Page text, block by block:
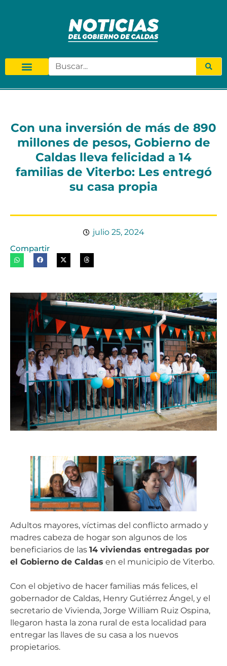
Con una inversión de más de 890
millones de pesos, Gobierno de
Caldas lleva felicidad a 14
familias de Viterbo: Les entregó
su casa propia
julio 25, 2024
Compartir
Adultos mayores, víctimas del conflicto armado y
madres cabeza de hogar son algunos de los
beneficiarios de las 14 viviendas entregadas por
el Gobierno de Caldas en el municipio de Viterbo.
Con el objetivo de hacer familias más felices, el
gobernador de Caldas, Henry Gutiérrez Ángel, y el
secretario de Vivienda, Jorge William Ruiz Ospina,
llegaron hasta la zona rural de esta localidad para
entregar las llaves de su casa a los nuevos
propietarios.